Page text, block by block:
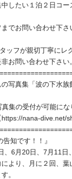
中したい１泊２日コ
でお問い合わせ下さ
ッフが親切丁寧にレ
お問い合わせ下さい。
写真集「波の下水族
集の受付が可能にな
nana-dive.net/
知です！！』
、6月20日、7月11日
より、月に２回、葉
。